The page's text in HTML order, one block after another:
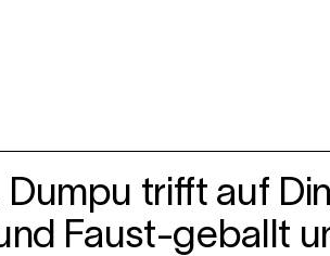
trifft auf
Faust-geballt